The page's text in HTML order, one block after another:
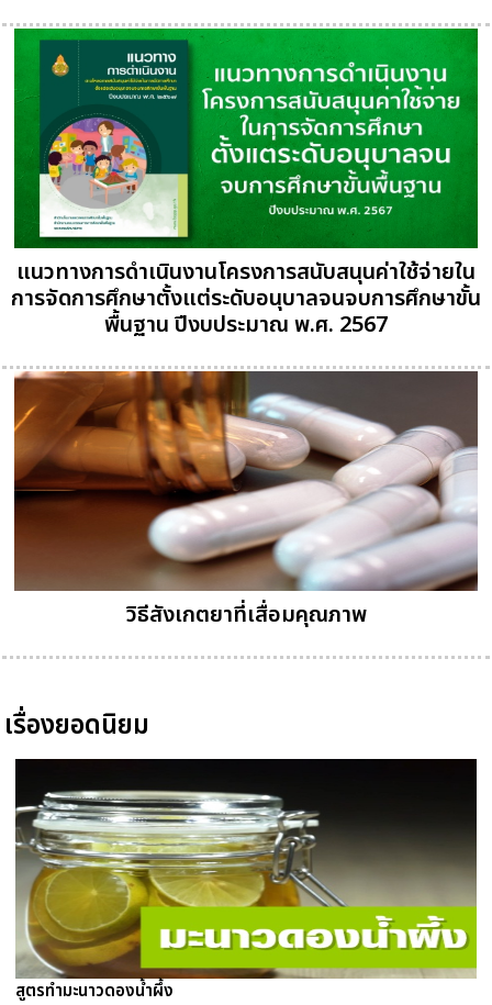
แนวทางการดำเนินงานโครงการสนับสนุนค่าใช้จ่ายใน
การจัดการศึกษาตั้งแต่ระดับอนุบาลจนจบการศึกษาขั้น
พื้นฐาน ปีงบประมาณ พ.ศ. 2567
วิธีสังเกตยาที่เสื่อมคุณภาพ
เรื่องยอดนิยม
สูตรทำมะนาวดองน้ำผึ้ง